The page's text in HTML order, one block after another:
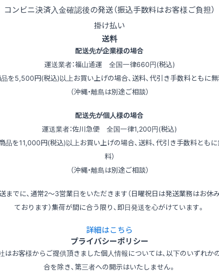
コンビニ決済入金確認後の発送（振込手数料はお客様ご負担）
掛け払い
送料
配送先が企業様の場合
運送業者：福山通運 全国一律660円(税込)
品を5,500円(税込)以上お買い上げの場合、送料、代引き手数料ともに無
（沖縄・離島は別途ご相談）
配送先が個人様の場合
運送業者：佐川急便 全国一律1,200円(税込)
品を11,000円(税込)以上お買い上げの場合、送料、代引き手数料とも
料）
（沖縄・離島は別途ご相談）
までに、通常2～3営業日をいただきます（日曜祝日は発送業務はお休
ております）集荷が間に合う限り、即日発送を心がけています。
詳細はこちら
プライバシーポリシー
はお客様からご提供頂きました個人情報については、以下のいずれか
合を除き、第三者への開示はいたしません。